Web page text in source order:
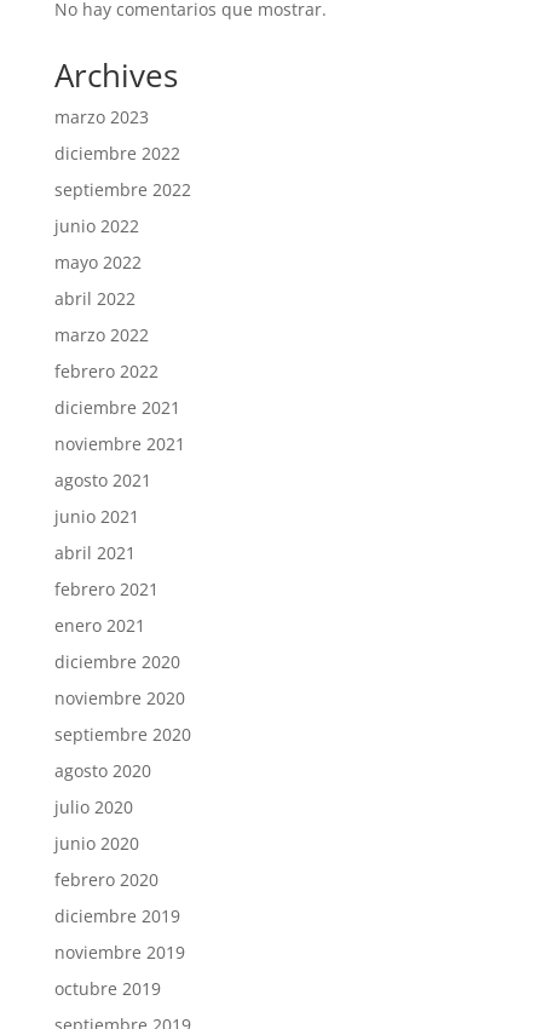
No hay comentarios que mostrar.
Archives
marzo 2023
diciembre 2022
septiembre 2022
junio 2022
mayo 2022
abril 2022
marzo 2022
febrero 2022
diciembre 2021
noviembre 2021
agosto 2021
junio 2021
abril 2021
febrero 2021
enero 2021
diciembre 2020
noviembre 2020
septiembre 2020
agosto 2020
julio 2020
junio 2020
febrero 2020
diciembre 2019
noviembre 2019
octubre 2019
septiembre 2019